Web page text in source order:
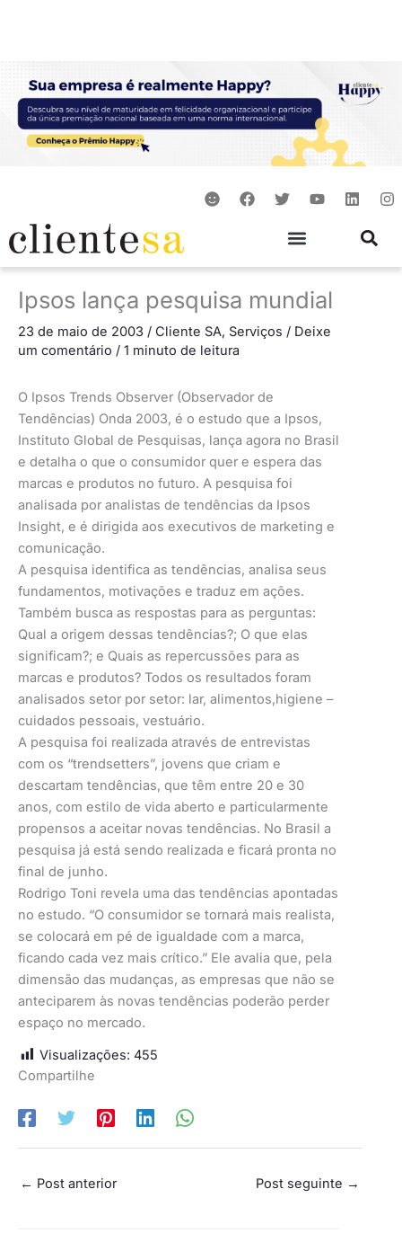
S
m
F
a
o
k
T
w
e
Y
o
b
L
i
d
I
n
g
Ipsos lança pesquisa mundial
23 de maio de 2003 / Cliente SA, Serviços / Deixe
um comentário / 1 minuto de leitura
O Ipsos Trends Observer (Observador de
Tendências) Onda 2003, é o estudo que a Ipsos,
Instituto Global de Pesquisas, lança agora no Brasil
e detalha o que o consumidor quer e espera das
marcas e produtos no futuro. A pesquisa foi
analisada por analistas de tendências da Ipsos
Insight, e é dirigida aos executivos de marketing e
comunicação.
A pesquisa identifica as tendências, analisa seus
fundamentos, motivações e traduz em ações.
Também busca as respostas para as perguntas:
Qual a origem dessas tendências?; O que elas
significam?; e Quais as repercussões para as
marcas e produtos? Todos os resultados foram
analisados setor por setor: lar, alimentos,higiene –
cuidados pessoais, vestuário.
A pesquisa foi realizada através de entrevistas
com os “trendsetters”, jovens que criam e
descartam tendências, que têm entre 20 e 30
anos, com estilo de vida aberto e particularmente
propensos a aceitar novas tendências. No Brasil a
pesquisa já está sendo realizada e ficará pronta no
final de junho.
Rodrigo Toni revela uma das tendências apontadas
no estudo. “O consumidor se tornará mais realista,
se colocará em pé de igualdade com a marca,
ficando cada vez mais crítico.” Ele avalia que, pela
dimensão das mudanças, as empresas que não se
anteciparem às novas tendências poderão perder
espaço no mercado.
Visualizações: 455
Compartilhe
← Post anterior Post seguinte →